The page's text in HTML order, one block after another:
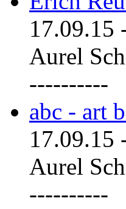
17.09.15
Aurel
----------
abc - art
17.09.15
Aurel
----------